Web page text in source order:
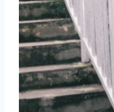
取消